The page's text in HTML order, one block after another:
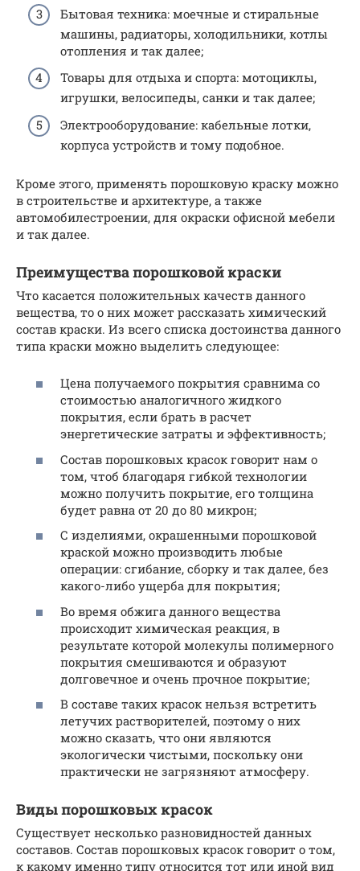
Бытовая техника: моечные и стиральные
машины, радиаторы, холодильники, котлы
отопления и так далее;
Товары для отдыха и спорта: мотоциклы,
игрушки, велосипеды, санки и так далее;
Электрооборудование: кабельные лотки,
корпуса устройств и тому подобное.
Кроме этого, применять порошковую краску можно
в строительстве и архитектуре, а также
автомобилестроении, для окраски офисной мебели
и так далее.
Преимущества порошковой краски
Что касается положительных качеств данного
вещества, то о них может рассказать химический
состав краски. Из всего списка достоинства данного
типа краски можно выделить следующее:
Цена получаемого покрытия сравнима со
стоимостью аналогичного жидкого
покрытия, если брать в расчет
энергетические затраты и эффективность;
Состав порошковых красок говорит нам о
том, чтоб благодаря гибкой технологии
можно получить покрытие, его толщина
будет равна от 20 до 80 микрон;
С изделиями, окрашенными порошковой
краской можно производить любые
операции: сгибание, сборку и так далее, без
какого-либо ущерба для покрытия;
Во время обжига данного вещества
происходит химическая реакция, в
результате которой молекулы полимерного
покрытия смешиваются и образуют
долговечное и очень прочное покрытие;
В составе таких красок нельзя встретить
летучих растворителей, поэтому о них
можно сказать, что они являются
экологически чистыми, поскольку они
практически не загрязняют атмосферу.
Виды порошковых красок
Существует несколько разновидностей данных
составов. Состав порошковых красок говорит о том,
к какому именно типу относится тот или иной вид